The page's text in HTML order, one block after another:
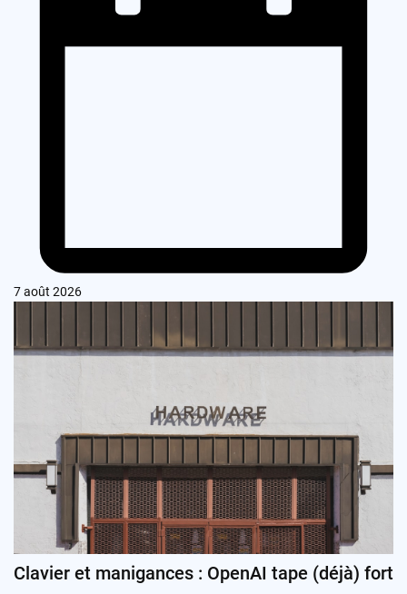
7 août 2026
Clavier et manigances : OpenAI tape (déjà) fort